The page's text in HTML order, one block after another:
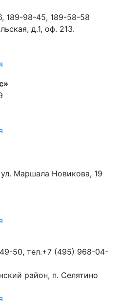
189-98-45, 189-58-58
д.1, oф. 213.
Маршала Новикова, 19
50, тел.+7 (495) 968-04-
район, п. Селятино